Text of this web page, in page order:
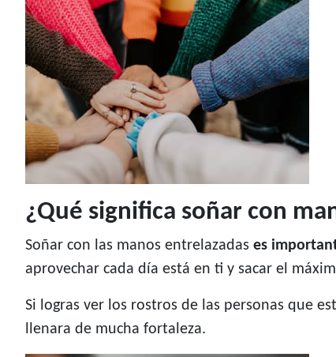
¿Qué significa soñar con
Soñar con las manos entrelazadas es
aprovechar cada día está en ti y sacar el
Si logras ver los rostros de las personas que
llenara de mucha fortaleza.